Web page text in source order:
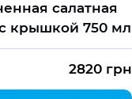
салатная
крышкой 750 мл
2820 грн